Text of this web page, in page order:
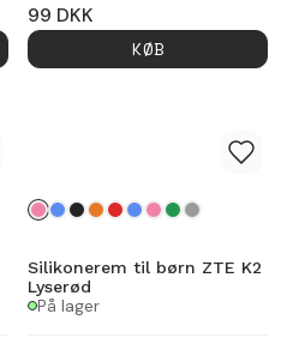
99 DKK
KØB
Silikonerem til børn ZTE K2
Lyserød
På lager